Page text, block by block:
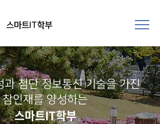
스마트IT학부
과 첨단 정보통신 기술을 가진
참인재를 양성하는
스마트IT학부